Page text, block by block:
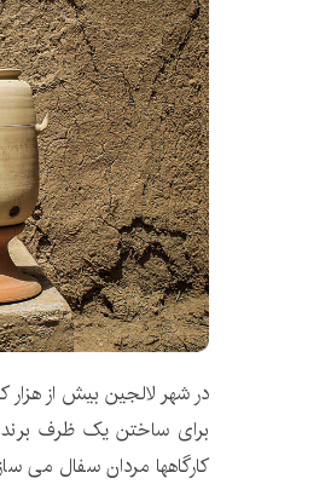
در شهر لالجین بیش از هزار
برای ساختن یک ظرف برند
کارگاهها مردان سفال می